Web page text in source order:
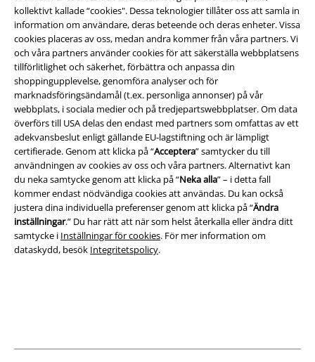
kollektivt kallade “cookies". Dessa teknologier tillåter oss att samla in
information om användare, deras beteende och deras enheter. Vissa
cookies placeras av oss, medan andra kommer från våra partners. Vi
och våra partners använder cookies för att säkerställa webbplatsens
tillförlitlighet och säkerhet, förbättra och anpassa din
shoppingupplevelse, genomföra analyser och för
marknadsföringsändamål (t.ex. personliga annonser) på vår
webbplats, i sociala medier och på tredjepartswebbplatser. Om data
överförs till USA delas den endast med partners som omfattas av ett
adekvansbeslut enligt gällande EU-lagstiftning och är lämpligt
certifierade. Genom att klicka på “Acceptera” samtycker du till
användningen av cookies av oss och våra partners. Alternativt kan
du neka samtycke genom att klicka på “Neka alla” – i detta fall
kommer endast nödvändiga cookies att användas. Du kan också
justera dina individuella preferenser genom att klicka på “Ändra
inställningar.” Du har rätt att när som helst återkalla eller ändra ditt
samtycke i Inställningar för cookies. För mer information om
dataskydd, besök Integritetspolicy.
Juridisk information/Villkor
Villkor
Om oss
Ladda ner villkoren
Avfallshantering och miljöskydd
Försäkran om överensstämmelse
Information om tillgänglighet